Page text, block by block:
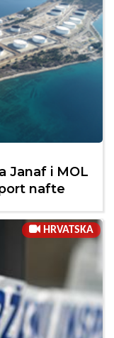
Janaf i MOL
nafte
HRVATSKA